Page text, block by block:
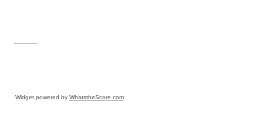
----------
Widget powered by WhatstheScore.com